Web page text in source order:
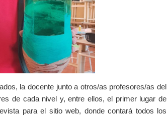
la docente junto a otros/as profesores/as del
de cada nivel y, entre ellos, el primer lugar de
para el sitio web, donde contará todos los